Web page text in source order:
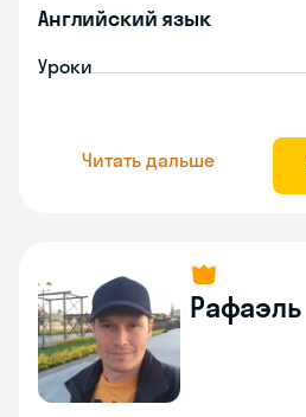
Английский язык
Уроки
Читать дальше
Рафаэль